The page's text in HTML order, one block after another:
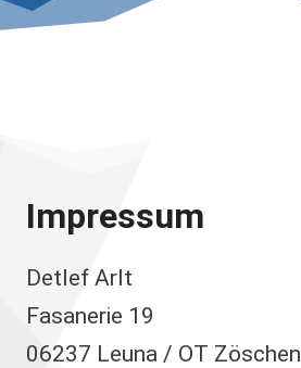
Impressum
Detlef Arlt
Fasanerie 19
06237 Leuna / OT Zöschen